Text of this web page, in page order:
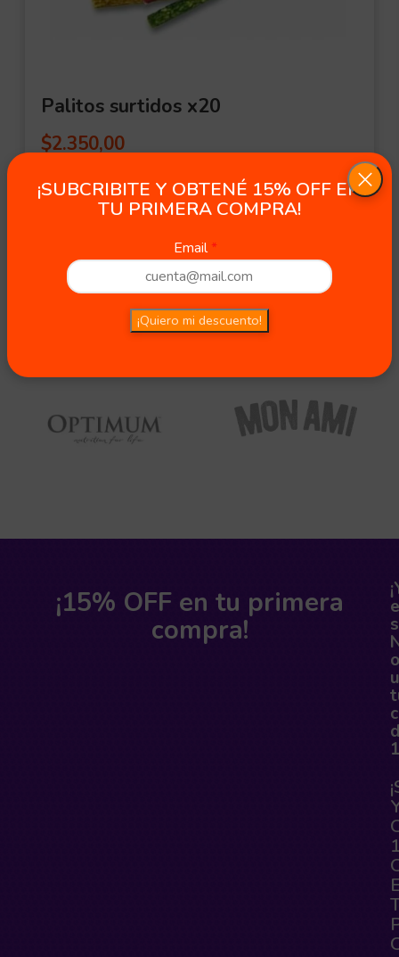
¡SUBCRIBITE Y OBTENÉ 15% OFF EN
TU PRIMERA COMPRA!
Email
¡Quiero mi descuento!
Palitos surtidos x20
$2.350,00
37 in stock
¡15% OFF en tu primera
compra!